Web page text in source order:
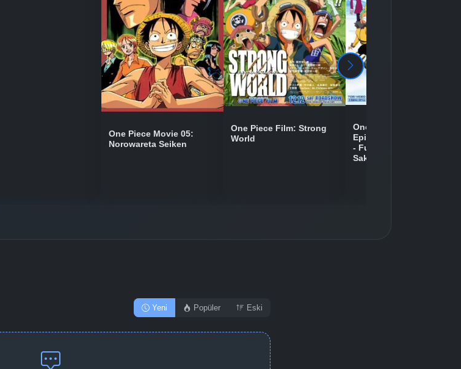
One Piece Movie 05:
Norowareta Seiken
One Piece Film: Strong
World
One Piece Movie 09:
Episode of Chopper Plus
- Fuyu ni Saku, Kiseki no
Sakura
Yeni Popüler Eski